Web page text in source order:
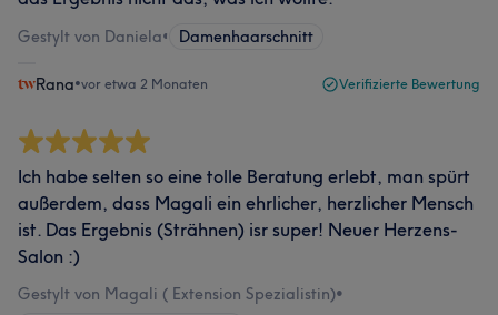
Gestylt von Daniela• Damenhaarschnitt
Rana•vor etwa 2 Monaten Verifizierte Bewertung
Ich habe selten so eine tolle Beratung erlebt, man spürt
außerdem, dass Magali ein ehrlicher, herzlicher Mensch
ist. Das Ergebnis (Strähnen) isr super! Neuer Herzens-
Salon :)
Gestylt von Magali ( Extension Spezialistin)•